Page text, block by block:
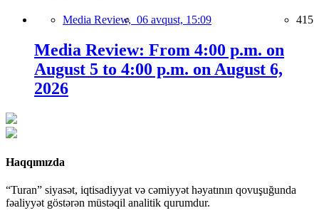
Media Review, 06 avqust, 15:09 415
Media Review: From 4:00 p.m. on
August 5 to 4:00 p.m. on August 6,
2026
Haqqımızda
“Turan” siyasət, iqtisadiyyat və cəmiyyət həyatının qovuşuğunda
fəaliyyət göstərən müstəqil analitik qurumdur.